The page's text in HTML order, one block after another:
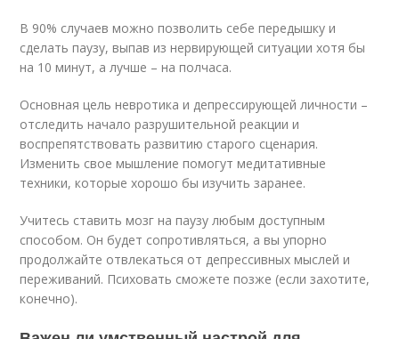
В 90% случаев можно позволить себе передышку и
сделать паузу, выпав из нервирующей ситуации хотя бы
на 10 минут, а лучше – на полчаса.
Основная цель невротика и депрессирующей личности –
отследить начало разрушительной реакции и
воспрепятствовать развитию старого сценария.
Изменить свое мышление помогут медитативные
техники, которые хорошо бы изучить заранее.
Учитесь ставить мозг на паузу любым доступным
способом. Он будет сопротивляться, а вы упорно
продолжайте отвлекаться от депрессивных мыслей и
переживаний. Психовать сможете позже (если захотите,
конечно).